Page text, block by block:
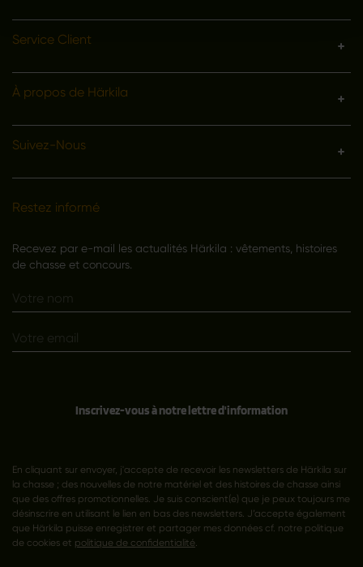
Service Client
À propos de Härkila
Suivez-Nous
Restez informé
Recevez par e-mail les actualités Härkila : vêtements, histoires
de chasse et concours.
Inscrivez-vous à notre lettre d'information
En cliquant sur envoyer, j'accepte de recevoir les newsletters de Härkila sur
la chasse ; des nouvelles de notre matériel et des histoires de chasse ainsi
que des offres promotionnelles. Je suis conscient(e) que je peux toujours me
désinscrire en utilisant le lien en bas des newsletters. J’accepte également
que Härkila puisse enregistrer et partager mes données cf. notre politique
de cookies et politique de confidentialité.